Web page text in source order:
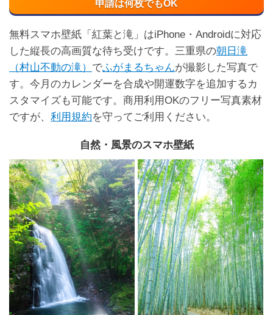
申請は何枚でもOK
無料スマホ壁紙「紅葉と滝」はiPhone・Androidに対応
した縦長の高画質な待ち受けです。三重県の朝日滝
（村山不動の滝） でふがまるちゃんが撮影した写真で
す。今月のカレンダーを合成や開運数字を追加するカ
スタマイズも可能です。商用利用OKのフリー写真素材
ですが、 利用規約を守ってご利用ください。
自然・風景のスマホ壁紙